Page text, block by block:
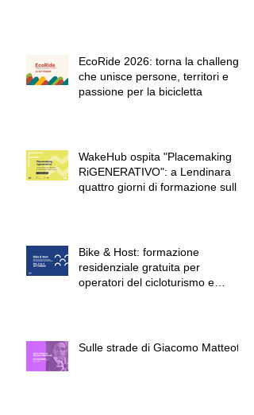
EcoRide 2026: torna la challenge
che unisce persone, territori e
passione per la bicicletta
WakeHub ospita "Placemaking
RiGENERATIVO": a Lendinara
quattro giorni di formazione sulla
Bike & Host: formazione
residenziale gratuita per
operatori del cicloturismo e
Sulle strade di Giacomo Matteotti